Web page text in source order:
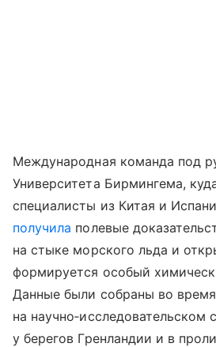
Международная команда под
Университета Бирмингема,
специалисты из Китая и
получила полевые
на стыке морского льда и
формируется особый
Данные были собраны во
на научно‑исследовательском
у берегов Гренландии и в